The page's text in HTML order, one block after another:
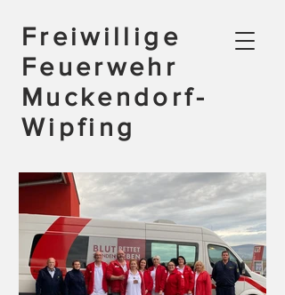
Freiwillige
Feuerwehr
Muckendorf-
Wipfing